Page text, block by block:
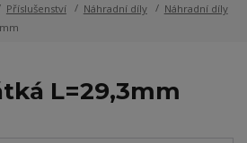
Příslušenství Náhradní díly
Náhradní díly
L=29,3mm